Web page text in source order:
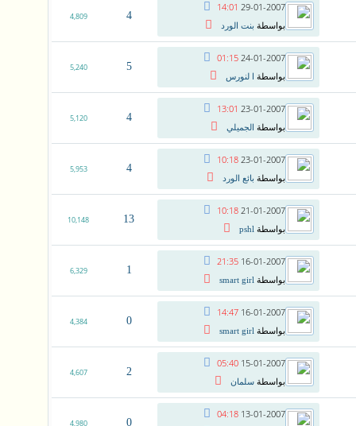
29-01-2007
14:01
بواسطة بنت الورد
4
4,809
24-01-2007
01:15
بواسطة ا لنورس
5
5,240
23-01-2007
13:01
بواسطة الجميلي
4
5,120
23-01-2007
10:18
بواسطة بائع الورد
4
5,953
21-01-2007
10:18
بواسطة pshl
13
10,148
16-01-2007
21:35
بواسطة smart girl
1
6,329
16-01-2007
14:47
بواسطة smart girl
0
4,384
15-01-2007
05:40
بواسطة سلمان
2
4,607
13-01-2007
04:18
0
4,980